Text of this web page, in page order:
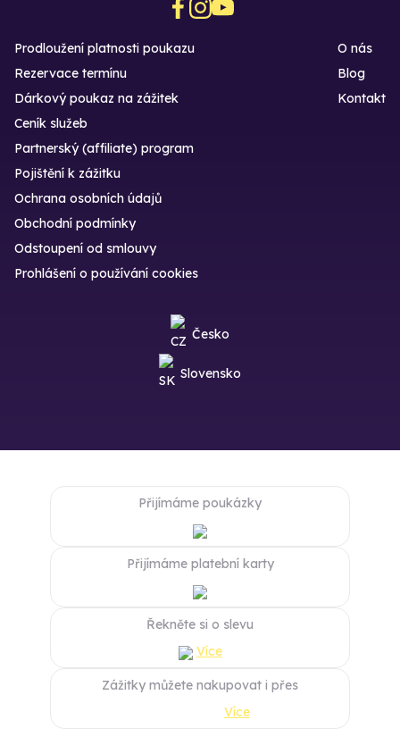
Prodloužení platnosti poukazu
Rezervace termínu
Dárkový poukaz na zážitek
O nás
Blog
Kontakt
Ceník služeb
Partnerský (affiliate) program
Pojištění k zážitku
Ochrana osobních údajů
Obchodní podmínky
Odstoupení od smlouvy
Prohlášení o používání cookies
Česko
Slovensko
Přijímáme poukázky
Přijímáme platební karty
Řekněte si o slevu
Více
Zážitky můžete nakupovat i přes
Více